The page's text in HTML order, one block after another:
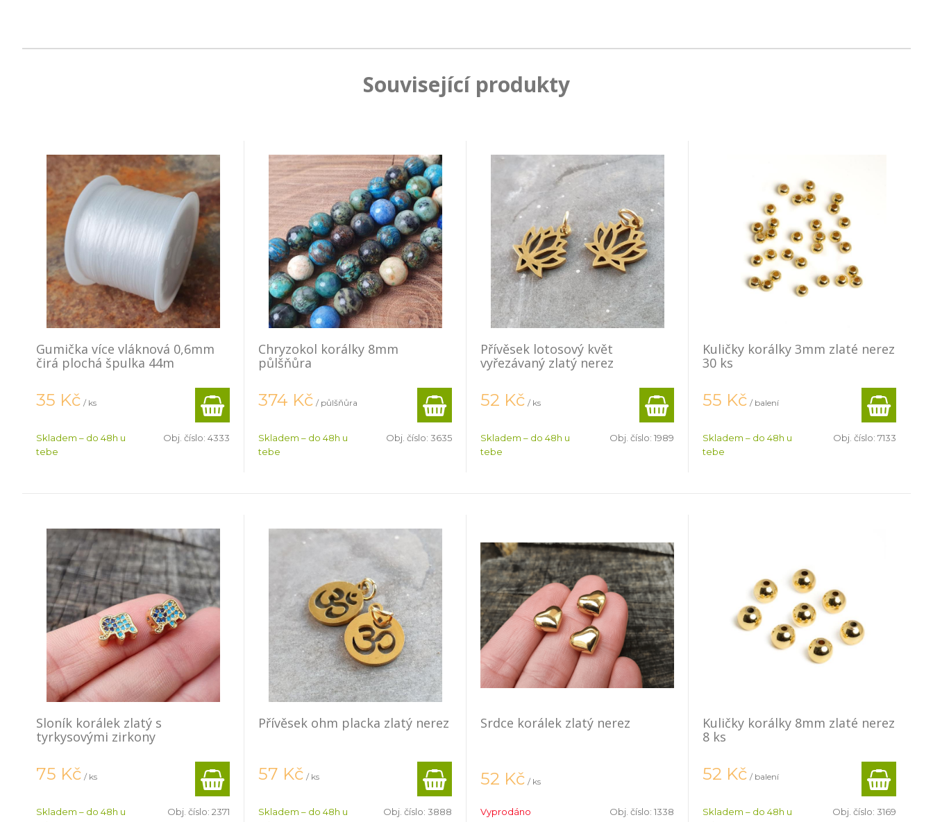
Související produkty
Gumička více vláknová 0,6mm
čirá plochá špulka 44m
35 Kč / ks
Skladem – do 48h u
tebe
Obj. číslo: 4333
Chryzokol korálky 8mm
půlšňůra
374 Kč / půlšňůra
Skladem – do 48h u
tebe
Obj. číslo: 3635
Přívěsek lotosový květ
vyřezávaný zlatý nerez
52 Kč / ks
Skladem – do 48h u
tebe
Obj. číslo: 1989
Kuličky korálky 3mm zlaté nerez
30 ks
55 Kč / balení
Skladem – do 48h u
tebe
Obj. číslo: 7133
Sloník korálek zlatý s
tyrkysovými zirkony
75 Kč / ks
Skladem – do 48h u
Obj. číslo: 2371
Přívěsek ohm placka zlatý nerez
57 Kč / ks
Skladem – do 48h u
Obj. číslo: 3888
Srdce korálek zlatý nerez
52 Kč / ks
Vyprodáno Obj. číslo: 1338
Kuličky korálky 8mm zlaté nerez
8 ks
52 Kč / balení
Skladem – do 48h u
Obj. číslo: 3169